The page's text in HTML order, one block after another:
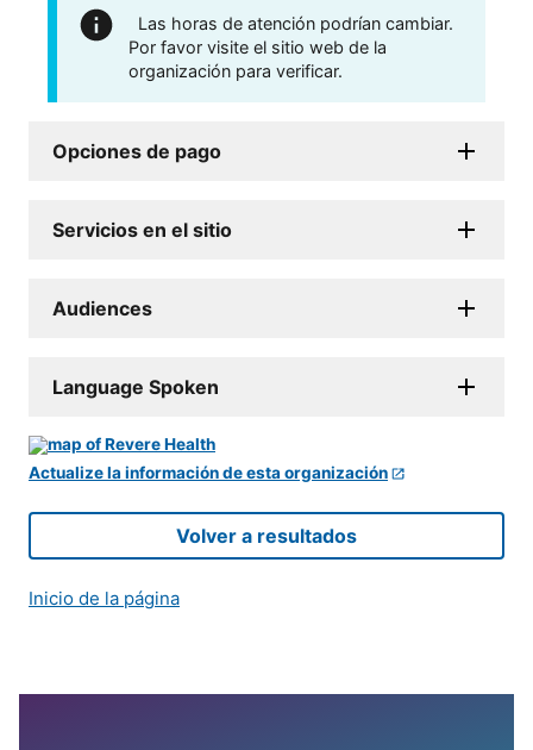
Las horas de atención podrían cambiar.
Por favor visite el sitio web de la
organización para verificar.
Opciones de pago
Servicios en el sitio
Audiences
Language Spoken
Actualize la información de esta organización
Volver a resultados
Inicio de la página